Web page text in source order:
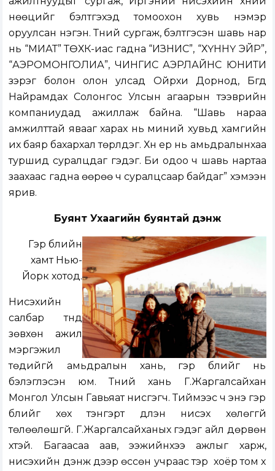
нөөцийг бэлтгэхэд томоохон хувь нэмэр
оруулсан нэгэн. Түүний сургаж, бэлтгэсэн шавь нар
нь “МИАТ” ТӨХК-иас гадна “ИЗНИС”, “ХҮННҮ ЭЙР”,
“АЭРОМОНГОЛИА”, ЧИНГИС АЭРЛАЙНС ЮНИТИ
зэрэг болон олон улсад Ойрхи Дорнод, Бүгд
Найрамдах Солонгос Улсын агаарын тээврийн
компаниудад ажиллаж байна. “Шавь нараа
амжилттай явааг харах нь миний хувьд хамгийн
их баяр бахархал төрүүлдэг. Хүн ер нь амьдралынхаа
туршид суралцдаг гэдэг. Би одоо ч шавь нартаа
заахаас гадна өөрөө ч суралцсаар байдаг” хэмээн
ярив.
Буянт Ухаагийн буянтай дэнж
Гэр бүлийн
хамт Нью-
Йорк хотод.
Нисэхийн
салбар түүнд
зөвхөн ажил
мэргэжил
төдийгүй амьдралын хань, гэр бүлийг нь
бэлэглэсэн юм. Түүний хань Г.Жаргалсайхан
Монгол Улсын Гавьяат нисгэгч. Тиймээс ч энэ гэр
бүлийг хөх тэнгэрт дүүлэн нисэх хөлөггүй
төлөөлөшгүй. Г.Жаргалсайханых гэдэг айл дөрвөн
хүүтэй. Багаасаа аав, ээжийнхээ ажлыг харж,
нисэхийн дэнж дээр өссөн учраас тэр үү хоёр том хүү